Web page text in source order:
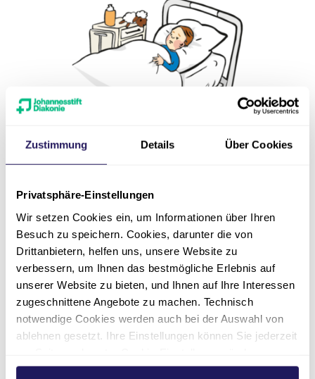
Zustimmung Details Über Cookies
Privatsphäre-Einstellungen
Wir setzen Cookies ein, um Informationen über Ihren
Besuch zu speichern. Cookies, darunter die von
Drittanbietern, helfen uns, unsere Website zu
verbessern, um Ihnen das bestmögliche Erlebnis auf
unserer Website zu bieten, und Ihnen auf Ihre Interessen
zugeschnittene Angebote zu machen. Technisch
notwendige Cookies werden auch bei der Auswahl von
ablehnen gesetzt. Ihre Einstellungen können Sie jederzeit
Weitere Informationen hierzu finden Sie in unserer
Das Geriatrie-Zentrum
Die Geriatrie ist eine besondere Abteilung
Die Ärzte dort wissen viel:
Über die Krankheiten von älteren Menschen.
Und was gegen die Krankheiten getan werden
kann
In der Tages-Klinik können ältere Menschen
auch Hilfe bekommen.